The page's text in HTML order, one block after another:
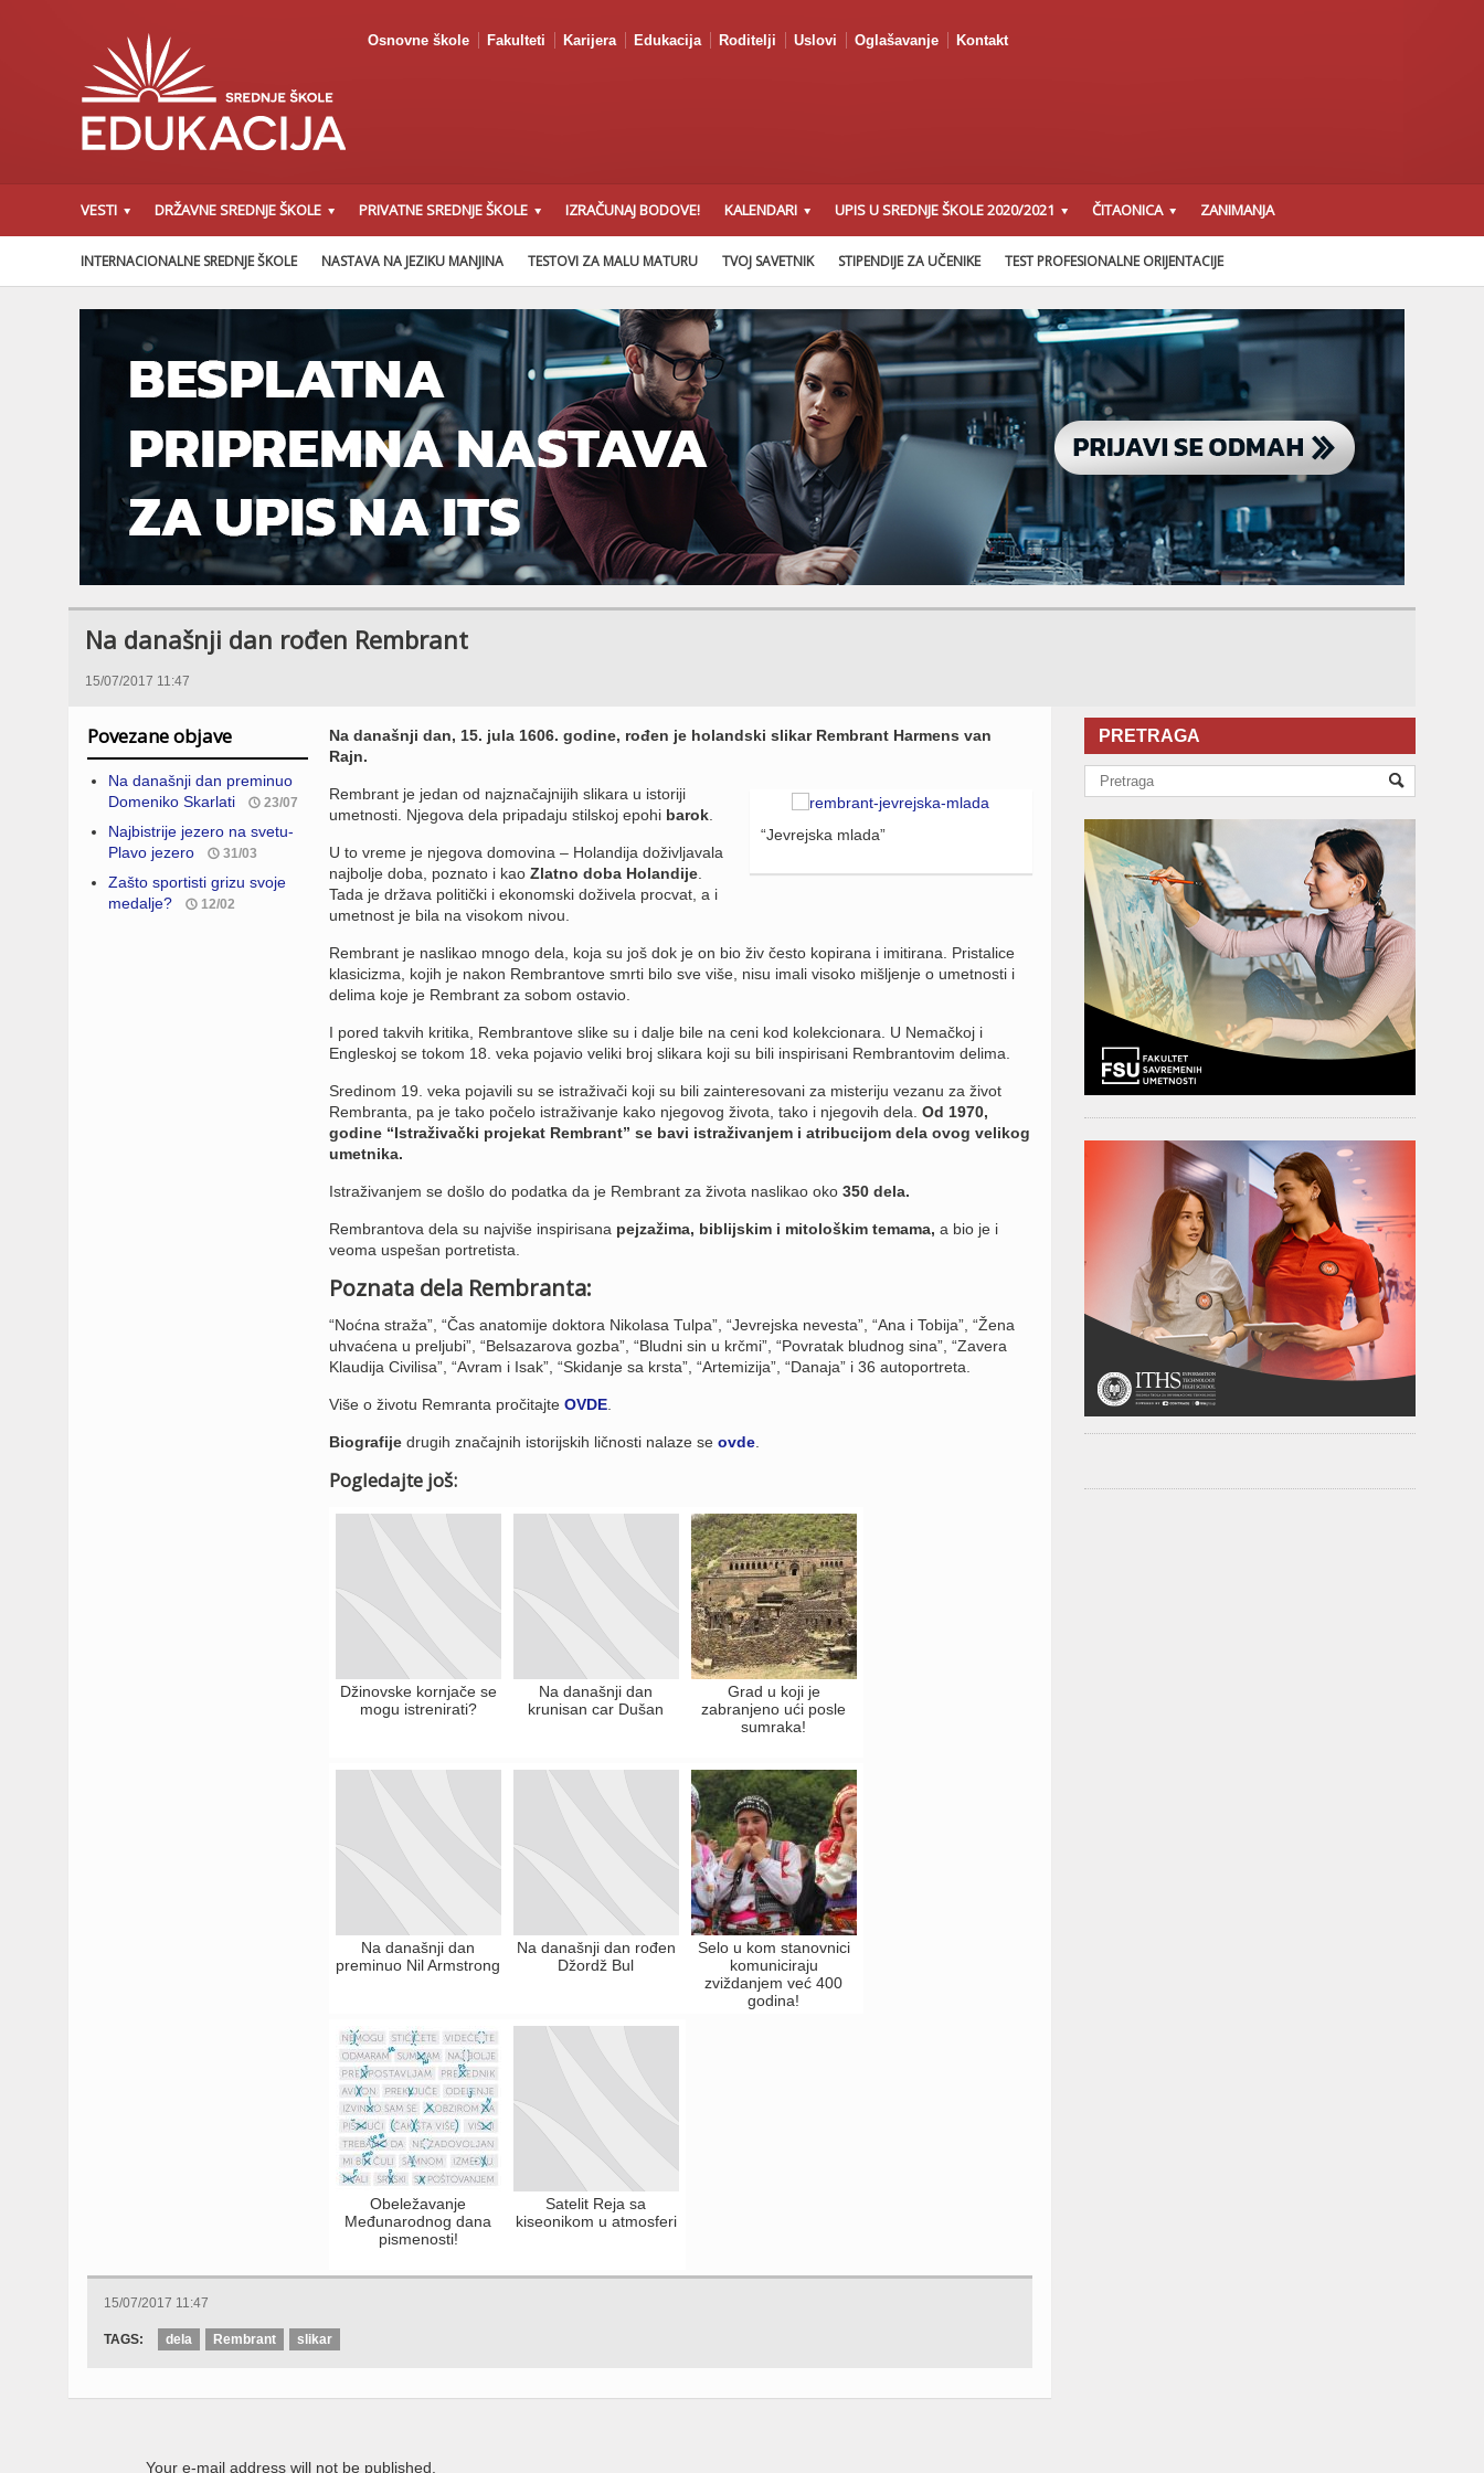
Osnovne škole Fakulteti Karijera Edukacija Roditelji Uslovi Oglašavanje Kontakt
VESTI DRŽAVNE SREDNJE ŠKOLE PRIVATNE SREDNJE ŠKOLE IZRAČUNAJ BODOVE! KALENDARI UPIS U SREDNJE ŠKOLE 2020/2021 ČITAONICA ZANIMANJA
INTERNACIONALNE SREDNJE ŠKOLE NASTAVA NA JEZIKU MANJINA TESTOVI ZA MALU MATURU TVOJ SAVETNIK STIPENDIJE ZA UČENIKE TEST PROFESIONALNE ORIJENTACIJE
Na današnji dan rođen Rembrant
15/07/2017 11:47
Povezane objave
Na današnji dan preminuo
Domeniko Skarlati
23/07
Najbistrije jezero na svetu-
Plavo jezero
31/03
Zašto sportisti grizu svoje
medalje?
12/02
Na današnji dan, 15. jula 1606. godine, rođen je holandski slikar Rembrant Harmens van
Rajn.
“Jevrejska mlada”
Rembrant je jedan od najznačajnijih slikara u istoriji
umetnosti. Njegova dela pripadaju stilskoj epohi barok.
U to vreme je njegova domovina – Holandija doživljavala
najbolje doba, poznato i kao Zlatno doba Holandije.
Tada je država politički i ekonomski doživela procvat, a i
umetnost je bila na visokom nivou.
Rembrant je naslikao mnogo dela, koja su još dok je on bio živ često kopirana i imitirana. Pristalice
klasicizma, kojih je nakon Rembrantove smrti bilo sve više, nisu imali visoko mišljenje o umetnosti i
delima koje je Rembrant za sobom ostavio.
I pored takvih kritika, Rembrantove slike su i dalje bile na ceni kod kolekcionara. U Nemačkoj i
Engleskoj se tokom 18. veka pojavio veliki broj slikara koji su bili inspirisani Rembrantovim delima.
Sredinom 19. veka pojavili su se istraživači koji su bili zainteresovani za misteriju vezanu za život
Rembranta, pa je tako počelo istraživanje kako njegovog života, tako i njegovih dela. Od 1970,
godine “Istraživački projekat Rembrant” se bavi istraživanjem i atribucijom dela ovog velikog
umetnika.
Istraživanjem se došlo do podatka da je Rembrant za života naslikao oko350 dela.
Rembrantova dela su najviše inspirisana pejzažima, biblijskim i mitološkim temama, a bio je i
veoma uspešan portretista.
Poznata dela Rembranta:
“Noćna straža”, “Čas anatomije doktora Nikolasa Tulpa”, “Jevrejska nevesta”, “Ana i Tobija”, “Žena
uhvaćena u preljubi”, “Belsazarova gozba”, “Bludni sin u krčmi”, “Povratak bludnog sina”, “Zavera
Klaudija Civilisa”, “Avram i Isak”, “Skidanje sa krsta”, “Artemizija”, “Danaja” i 36 autoportreta.
Više o životu Remranta pročitajte OVDE.
Biografijedrugih značajnih istorijskih ličnosti nalaze se ovde.
Pogledajte još:
Džinovske kornjače se
mogu istrenirati?
Na današnji dan
krunisan car Dušan
Grad u koji je
zabranjeno ući posle
sumraka!
Na današnji dan
preminuo Nil Armstrong
Na današnji dan rođen
Džordž Bul
Selo u kom stanovnici
komuniciraju
zviždanjem već 400
godina!
Obeležavanje
Međunarodnog dana
pismenosti!
Satelit Reja sa
kiseonikom u atmosferi
15/07/2017 11:47
TAGS: dela Rembrant slikar
Your e-mail address will not be published.
PRETRAGA